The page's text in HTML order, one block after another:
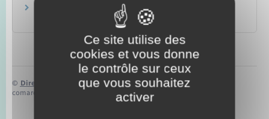
Carte de l'Espace Schengen
© Direction de l’information légale et administrative
comarquage developpé par
baseo.io
Ce site utilise des
cookies et vous donne
le contrôle sur ceux
que vous souhaitez
activer